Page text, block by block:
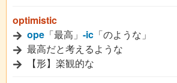
optimistic
ope 「最高」 -ic 「のような」
最高だと考えるような
【形】楽観的な